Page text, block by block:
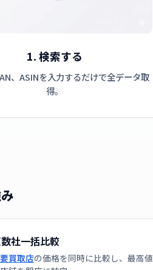
1. 検索する
、ASINを入力するだけで全データ取
得。
社一括比較
買取店の価格を同時に比較し、最高値